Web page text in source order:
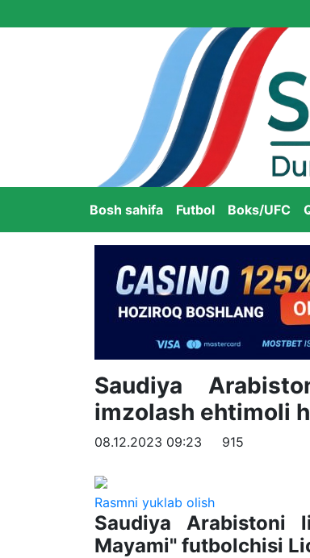
Bosh sahifa Futbol Boks/UFC
Saudiya
imzolash ehtimoli
08.12.2023 09:23 915
Rasmni yuklab olish
Saudiya Arabistoni
Mayami" futbolchisi